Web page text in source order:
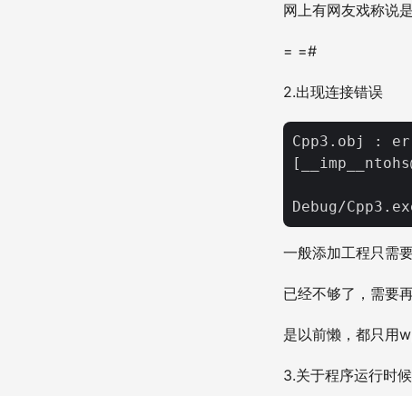
网上有网友戏称说
= =#
2.出现连接错误
Cpp3.obj :
一般添加工程只需
已经不够了，需要
是以前懒，都只用
3.关于程序运行时